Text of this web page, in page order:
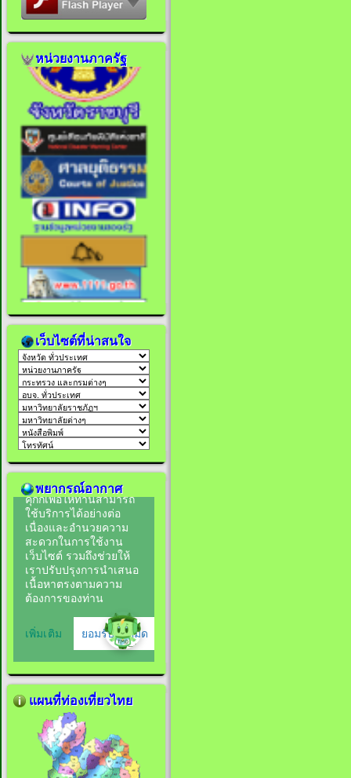
หน่วยงานภาครัฐ
เว็บไซต์ที่น่าสนใจ
พยากรณ์อากาศ
แผนที่ท่องเที่ยวไทย